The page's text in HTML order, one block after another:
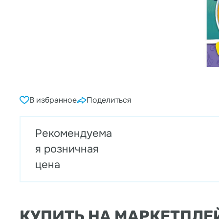
В избранное Поделиться
Рекомендуема
я розничная
цена